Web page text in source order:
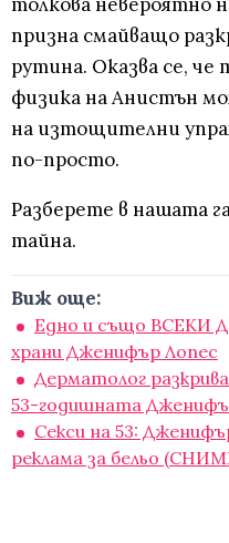
призна смайващо
рутина. Оказва се,
физика на Анистън
на изтощителни
по-просто.
Разберете в нашата
тайна.
Виж още:
Едно и също ВСЕКИ
храни Дженифър Лопес
Дерматолог
53-годишната
Секси на 53:
реклама за бельо